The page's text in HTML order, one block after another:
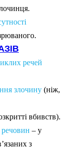
речей
злочину (ніж,
вбивств).
– у
з